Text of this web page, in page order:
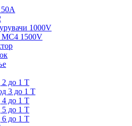
1000V
MC4 1500V
2 до 1 Т
3 до 1 Т
4 до 1 Т
5 до 1 Т
6 до 1 Т